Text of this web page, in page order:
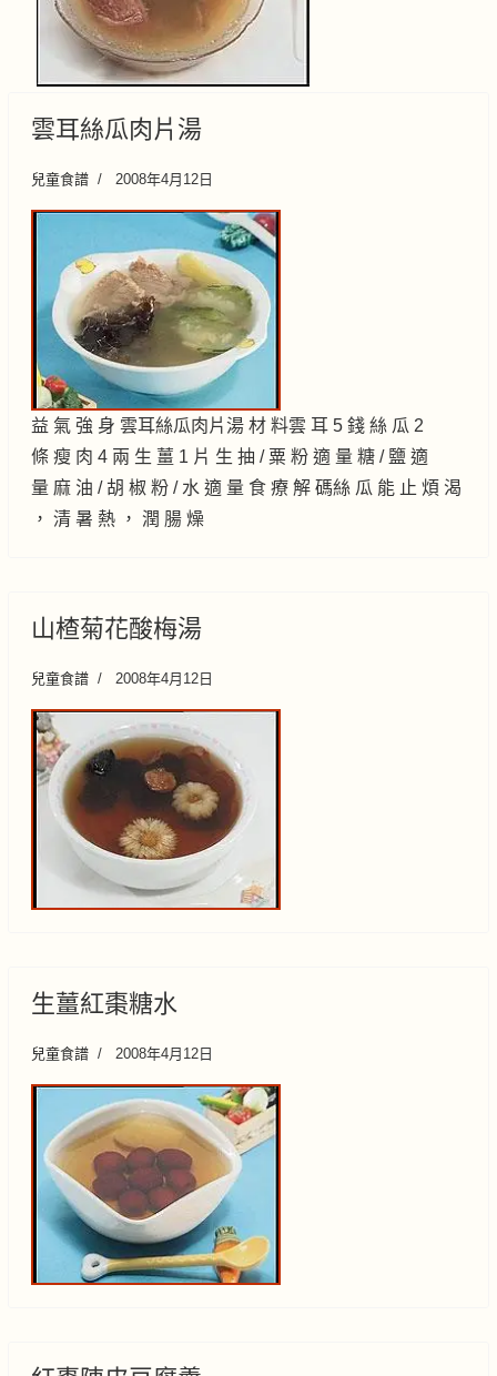
雲耳絲瓜肉片湯
兒童食譜 2008年4月12日
益 氣 強 身 雲耳絲瓜肉片湯 材 料雲 耳 5 錢 絲 瓜 2
條 瘦 肉 4 兩 生 薑 1 片 生 抽 / 粟 粉 適 量 糖 / 鹽 適
量 麻 油 / 胡 椒 粉 / 水 適 量 食 療 解 碼絲 瓜 能 止 煩 渴
， 清 暑 熱 ， 潤 腸 燥
山楂菊花酸梅湯
兒童食譜 2008年4月12日
生薑紅棗糖水
兒童食譜 2008年4月12日